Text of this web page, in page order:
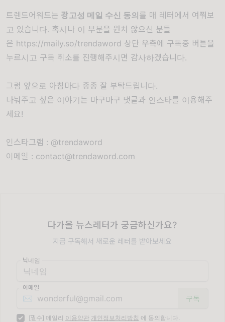
트렌드어워드는 광고성 메일 수신 동의를 매 레터에서 여쭤보
고 있습니다. 혹시나 이 부분을 원치 않으신 분들
은 https://maily.so/trendaword 상단 우측에 구독중 버튼을
누르시고 구독 취소를 진행해주시면 감사하겠습니다.
그럼 앞으로 아침마다 종종 잘 부탁드립니다.
나눠주고 싶은 이야기는 마구마구 댓글과 인스타를 이용해주
세요!
인스타그램 : @trendaword
이메일 : contact@trendaword.com
다가올 뉴스레터가 궁금하신가요?
지금 구독해서 새로운 레터를 받아보세요
닉네임
이메일
✉️
[필수] 메일리 이용약관 개인정보처리방침 에 동의합니다.